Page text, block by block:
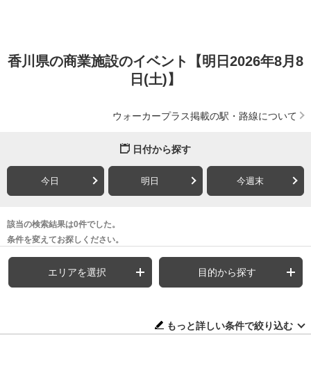
香川県の商業施設のイベント【明日2026年8月8
日(土)】
ウォーカープラス掲載の駅・路線について
日付から探す
今日 明日 今週末
該当の検索結果は0件でした。
条件を変えてお探しください。
エリアを選択 目的から探す
もっと詳しい条件で絞り込む